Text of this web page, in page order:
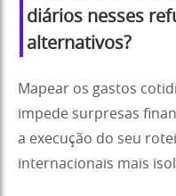
diários nesses
alternativos?
Mapear os gastos
impede surpresas
a execução do seu
internacionais mais